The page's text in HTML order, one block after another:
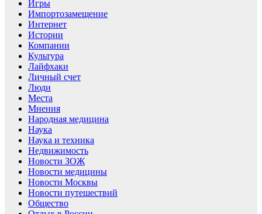
Игры
Импортозамещение
Интернет
Истории
Компании
Культура
Лайфхаки
Личный счет
Люди
Места
Мнения
Народная медицина
Наука
Наука и техника
Недвижимость
Новости ЗОЖ
Новости медицины
Новости Москвы
Новости путешествий
Общество